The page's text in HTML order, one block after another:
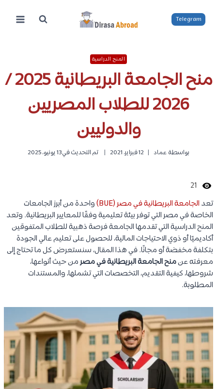
المحتوى
Telegram
المنح الدراسية
منح الجامعة البريطانية 2025 /
2026 للطلاب المصريين
والدوليين
بواسطة عماد 12 فبراير، 2021 تم التحديث في13 يونيو، 2025
21
تعد الجامعة البريطانية في مصر (BUE)
واحدة من أبرز الجامعات
الخاصة في مصر التي توفر بيئة تعليمية وفقًا للمعايير البريطانية. وتعد
المنح الدراسية التي تقدمها الجامعة فرصة ذهبية للطلاب المتفوقين
أكاديميًا أو ذوي الاحتياجات المالية، للحصول على تعليم عالي الجودة
بتكلفة مخفضة أو مجانًا. في هذا المقال، سنستعرض كل ما تحتاج إلى
معرفته عنمنح الجامعة البريطانية في مصرمن حيث أنواعها،
شروطها، كيفية التقديم، التخصصات التي تشملها، والمستندات
المطلوبة.